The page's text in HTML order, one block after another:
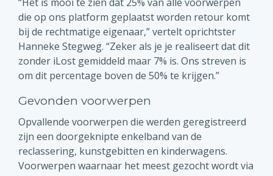
die op ons platform geplaatst worden retour komt
bij de rechtmatige eigenaar,” vertelt oprichtster
Hanneke Stegweg. “Zeker als je je realiseert dat dit
zonder iLost gemiddeld maar 7% is. Ons streven is
om dit percentage boven de 50% te krijgen.”
Gevonden voorwerpen
Opvallende voorwerpen die werden geregistreerd
zijn een doorgeknipte enkelband van de
reclassering, kunstgebitten en kinderwagens.
Voorwerpen waarnaar het meest gezocht wordt via